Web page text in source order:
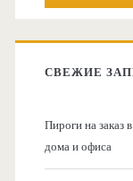
:
СВЕЖИЕ
Пироги на заказ
дома и офиса